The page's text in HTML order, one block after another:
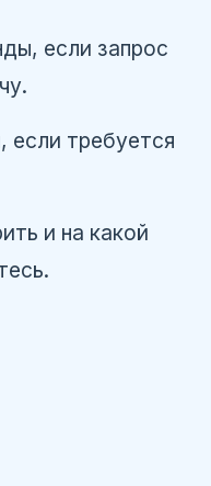
если запрос
если требуется
и на какой